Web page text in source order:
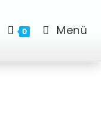
0 Menü